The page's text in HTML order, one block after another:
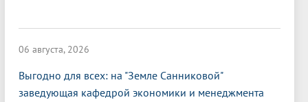
06 августа, 2026
Выгодно для всех: на "Земле Санниковой"
заведующая кафедрой экономики и менеджмента